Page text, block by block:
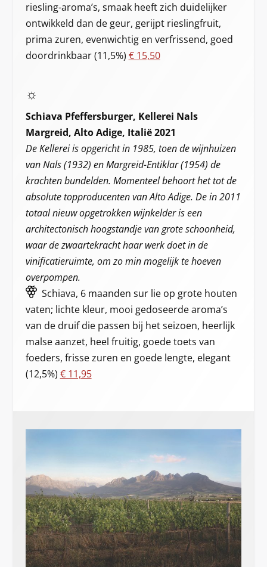
riesling-aroma’s, smaak heeft zich duidelijker
ontwikkeld dan de geur, gerijpt rieslingfruit,
prima zuren, evenwichtig en verfrissend, goed
doordrinkbaar (11,5%) € 15,50
☼
Schiava Pfeffersburger, Kellerei Nals
Margreid, Alto Adige, Italië 2021
De Kellerei is opgericht in 1985, toen de wijnhuizen
van Nals (1932) en Margreid-Entiklar (1954) de
krachten bundelden. Momenteel behoort het tot de
absolute topproducenten van Alto Adige. De in 2011
totaal nieuw opgetrokken wijnkelder is een
architectonisch hoogstandje van grote schoonheid,
waar de zwaartekracht haar werk doet in de
vinificatieruimte, om zo min mogelijk te hoeven
overpompen.
Schiava, 6 maanden sur lie op grote houten
vaten; lichte kleur, mooi gedoseerde aroma’s
van de druif die passen bij het seizoen, heerlijk
malse aanzet, heel fruitig, goede toets van
foeders, frisse zuren en goede lengte, elegant
(12,5%) € 11,95